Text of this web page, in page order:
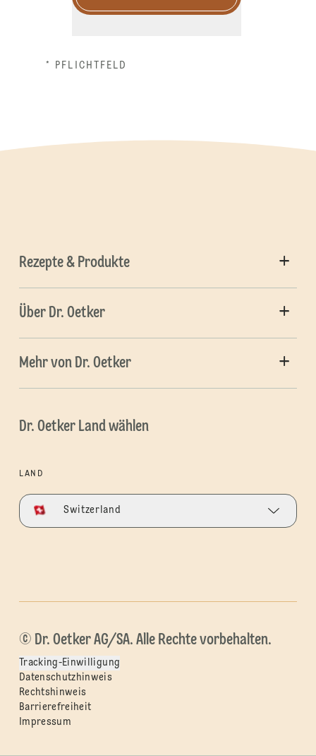
* PFLICHTFELD
Rezepte & Produkte
Über Dr. Oetker
Mehr von Dr. Oetker
Dr. Oetker Land wählen
LAND
Switzerland
© Dr. Oetker AG/SA. Alle Rechte vorbehalten.
Tracking-Einwilligung
Datenschutzhinweis
Rechtshinweis
Barrierefreiheit
Impressum